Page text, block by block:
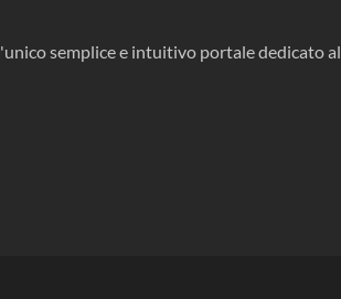
semplice e intuitivo portale dedicato al